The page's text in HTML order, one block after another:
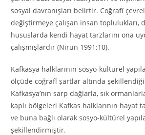
sosyal davranışları belirtir. Coğrafî
değiştirmeye çalışan insan toplulukları,
hususlarda kendi hayat tarzlarını ona
çalışmışlardır (Nirun 1991:10).
Kafkasya halklarının sosyo-kültürel
ölçüde coğrafî şartlar altında
Kafkasya’nın sarp dağlarla, sık
kaplı bölgeleri Kafkas halklarının hayat
ve buna bağlı olarak sosyo-kültürel
şekillendirmiştir.